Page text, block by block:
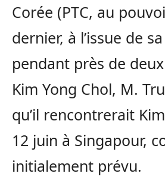
Corée (PTC, au
dernier, à l’issue de
pendant près de
Kim Yong Chol, M.
qu’il rencontrerait
12 juin à Singapour,
initialement prévu.